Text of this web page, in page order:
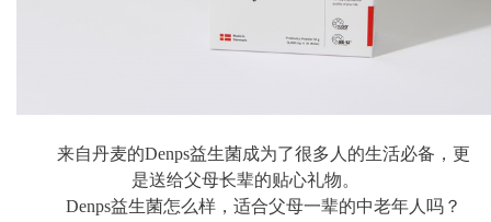
来自丹麦的Denps益生菌成为了很多人的生活必备， 更
是送给父母长辈的贴心礼物。
Denps益生菌怎么样，适合父母一辈的中老年人吗？